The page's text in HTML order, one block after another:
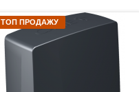
ТОП ПРОДАЖУ